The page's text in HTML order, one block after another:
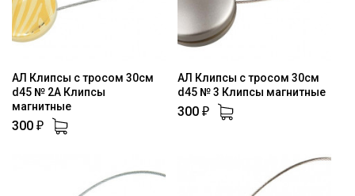
АЛ Клипсы с тросом 30см
d45 № 2А Клипсы
магнитные
300 ₽
АЛ Клипсы с тросом 30см
d45 № 3 Клипсы магнитные
300 ₽